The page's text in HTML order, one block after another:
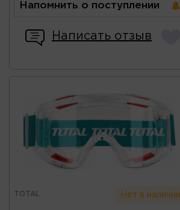
Напомнить о поступлении
Написать отзыв
TOTAL Нет в наличии